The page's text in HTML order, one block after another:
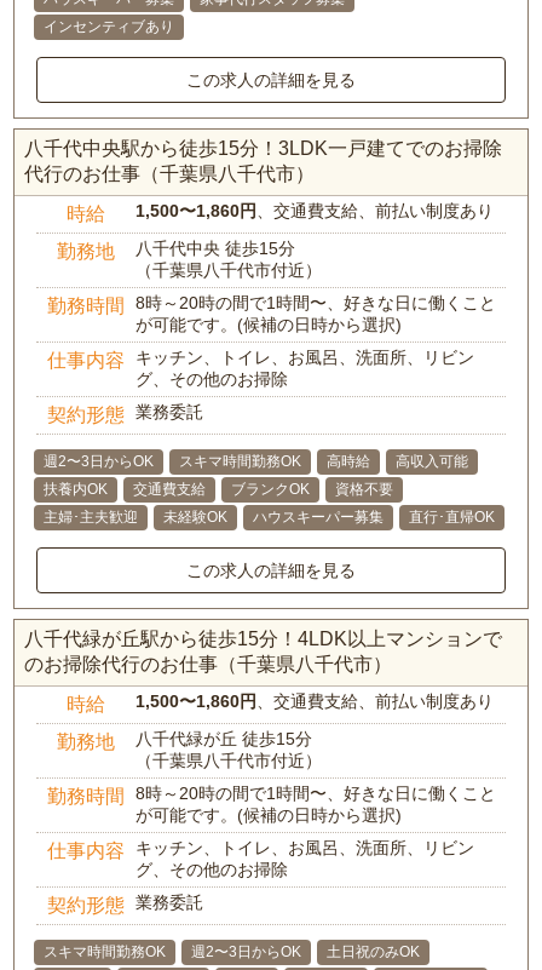
インセンティブあり
この求人の詳細を見る
八千代中央駅から徒歩15分！3LDK一戸建てでのお掃除
代行のお仕事（千葉県八千代市）
時給 1,500〜1,860円 、交通費支給、前払い制度あり
勤務地
八千代中央 徒歩15分
（千葉県八千代市付近）
勤務時間
8時～20時の間で1時間〜、好きな日に働くこと
が可能です。(候補の日時から選択)
仕事内容
キッチン、トイレ、お風呂、洗面所、リビン
グ、その他のお掃除
契約形態 業務委託
週2〜3日からOK スキマ時間勤務OK 高時給
高収入可能
扶養内OK
交通費支給 ブランクOK
資格不要
主婦･主夫歓迎
未経験OK ハウスキーパー募集 直行･直帰OK
この求人の詳細を見る
八千代緑が丘駅から徒歩15分！4LDK以上マンションで
のお掃除代行のお仕事（千葉県八千代市）
時給 1,500〜1,860円 、交通費支給、前払い制度あり
勤務地
八千代緑が丘 徒歩15分
（千葉県八千代市付近）
勤務時間
8時～20時の間で1時間〜、好きな日に働くこと
が可能です。(候補の日時から選択)
仕事内容
キッチン、トイレ、お風呂、洗面所、リビン
グ、その他のお掃除
契約形態 業務委託
スキマ時間勤務OK 週2〜3日からOK
土日祝のみOK